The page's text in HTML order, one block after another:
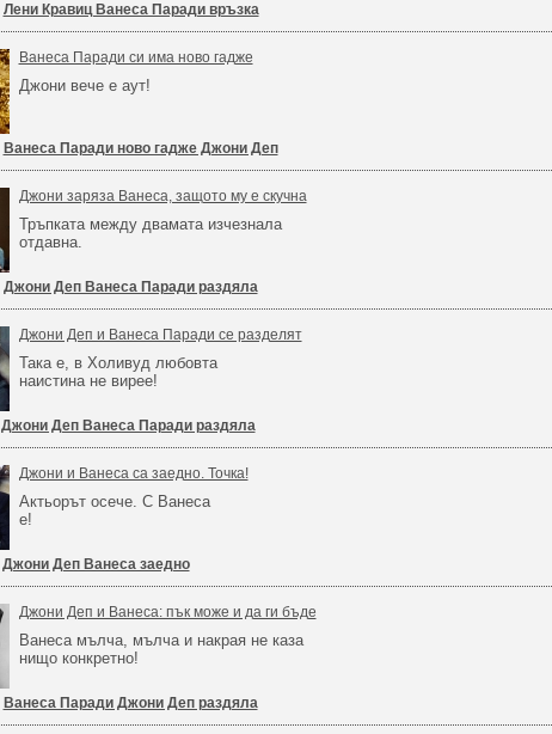
Лени Кравиц Ванеса Паради връзка
Ванеса Паради си има ново гадже
Джони вече е аут!
Ванеса Паради ново гадже Джони Деп
Джони заряза Ванеса, защото му е скучна
Тръпката между двамата изчезнала
отдавна.
Джони Деп Ванеса Паради раздяла
Джони Деп и Ванеса Паради се разделят
Така е, в Холивуд любовта
наистина не вирее!
Джони Деп Ванеса Паради раздяла
Джони и Ванеса са заедно. Точка!
Актьорът осече. С Ванеса
е!
Джони Деп Ванеса заедно
Джони Деп и Ванеса: пък може и да ги бъде
Ванеса мълча, мълча и накрая не каза
нищо конкретно!
Ванеса Паради Джони Деп раздяла